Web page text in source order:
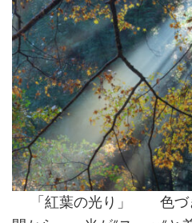
「紅葉の光り」 色づ